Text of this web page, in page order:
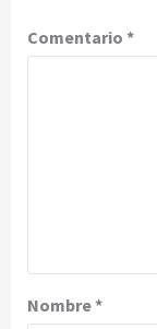
Comentario *
Nombre*